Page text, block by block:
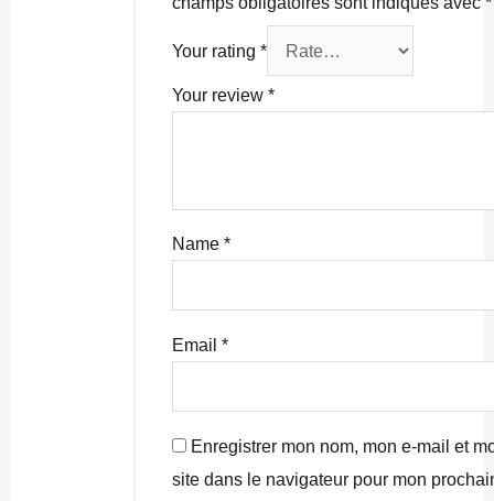
Your rating*
Your review*
Name*
Email*
Enregistrer mon nom, mon e-mail et
site dans le navigateur pour mon